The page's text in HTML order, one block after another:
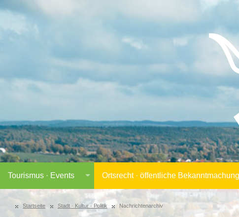
Tourismus · Events Ortsrecht · öffentliche
Startseite Stadt · Kultur · Politik Nachrichtenarchiv